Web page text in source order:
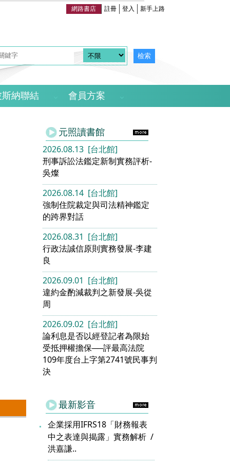
網路書店 新手上路
登入
註冊
斯納聯結 會員方案
元照讀書館
2026.08.13 [台北館]
刑事訴訟法鑑定新制實務評析-
吳燦
2026.08.14 [台北館]
強制住院裁定與司法精神鑑定
的跨界對話
2026.08.31 [台北館]
行政法誠信原則實務發展-李建
良
2026.09.01 [台北館]
違約金酌減裁判之新發展-吳從
周
2026.09.02 [台北館]
論利息是否以經登記者為限始
受抵押權擔保──評最高法院
109年度台上字第2741號民事判
決
最新影音
企業採用IFRS18「財務報表
中之表達與揭露」實務解析
洪嘉謙..